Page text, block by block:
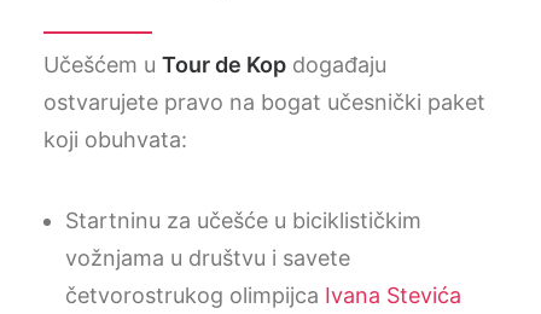
Učešćem u Tour de Kop događaju
ostvarujete pravo na bogat učesnički paket
koji obuhvata:
Startninu za učešće u biciklističkim
vožnjama u društvu i savete
četvorostrukog olimpijca Ivana Stevića